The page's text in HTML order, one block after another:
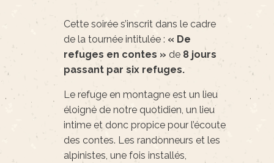
Cette soirée s’inscrit dans le cadre
de la tournée intitulée : « De
refuges en contes » de 8 jours
passant par six refuges.
Le refuge en montagne est un lieu
éloigné de notre quotidien, un lieu
intime et donc propice pour l’écoute
des contes. Les randonneurs et les
alpinistes, une fois installés,